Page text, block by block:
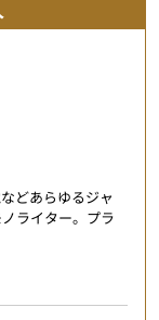
どあらゆるジャ
ライター。プラ